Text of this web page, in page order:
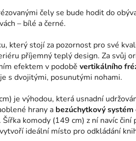
čely se bude hodit do
– bílé a černé.
který stojí za pozornost pro své
příjemný teplý design. Za svůj
efektem v podobě vertikálního
s dvojitými, posunutými nohami.
je výhodou, která usnadní
hrany a bezúchytkový
Šířka komody (149 cm) z ní navíc
ideální místo pro odkládání